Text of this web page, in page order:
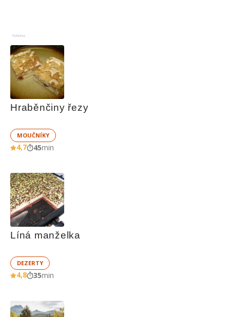
Reklama
Hraběnčiny řezy
MOUČNÍKY
4,7 45min
Líná manželka
DEZERTY
4,8 35min